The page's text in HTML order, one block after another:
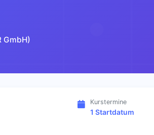
GmbH)
Kurstermine
1 Startdatum